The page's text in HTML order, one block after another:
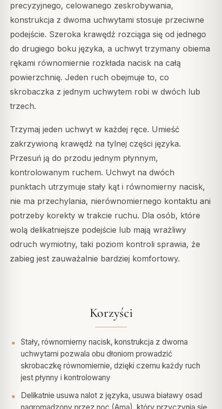
precyzyjnego, celowanego zeskrobywania,
konstrukcja z dwoma uchwytami stosuje przeciwne
podejście. Szeroka krawędź rozciąga się od jednego
do drugiego boku języka, a uchwyt trzymany obiema
rękami równomiernie rozkłada nacisk na całą
powierzchnię. Jeden ruch obejmuje to, co
skrobaczka z jednym uchwytem robi w dwóch lub
trzech.
Trzymaj jeden uchwyt w każdej ręce. Umieść
zakrzywioną krawędź na tylnej części języka.
Przesuń ją do przodu jednym płynnym,
kontrolowanym ruchem. Uchwyt na dwóch
punktach utrzymuje stały kąt i równomierny nacisk,
nie ma przechylania, nierównomiernego kontaktu ani
potrzeby korekty w trakcie ruchu. Dla osób, które
wolą delikatniejsze podejście lub mają wrażliwy
odruch wymiotny, taki poziom kontroli sprawia, że
zabieg jest zauważalnie bardziej komfortowy.
Korzyści
Stały, równomierny nacisk, konstrukcja z dwoma
uchwytami pozwala obu dłoniom prowadzić
skrobaczkę równomiernie, dzięki czemu każdy ruch
jest płynny i kontrolowany
Delikatnie usuwa nalot z języka, usuwa białawy osad